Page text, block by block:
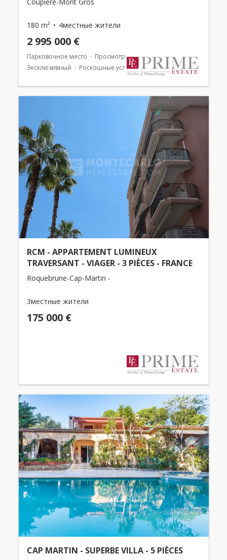
180 m² 4местные жители
2 995 000 €
Парковочное место Просмотры
Погреб
Эксклюзивный
Роскошные услуги
RCM - APPARTEMENT LUMINEUX
TRAVERSANT - VIAGER - 3 PIÈCES - FRANCE
Roquebrune-Cap-Martin -
3местные жители
175 000 €
CAP MARTIN - SUPERBE VILLA - 5 PIÈCES